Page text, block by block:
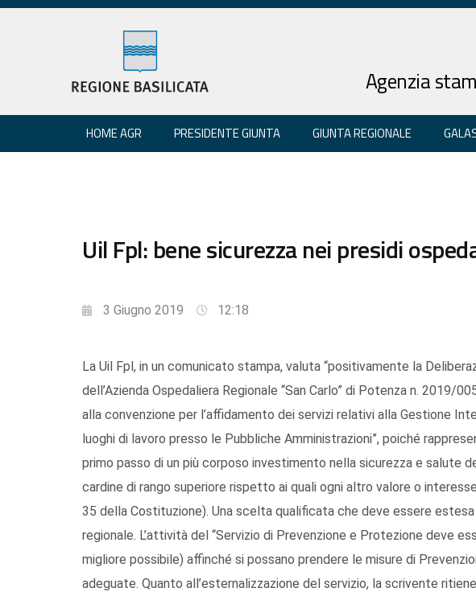
Agenzia
HOME AGR PRESIDENTE GIUNTA GIUNTA REGIONALE
Uil Fpl: bene sicurezza nei presidi
3 Giugno 2019 12:18
La Uil Fpl, in un comunicato stampa, valuta “positivamente la
dell’Azienda Ospedaliera Regionale “San Carlo” di Potenza n. 2019/
alla convenzione per l’affidamento dei servizi relativi alla Gestione
luoghi di lavoro presso le Pubbliche Amministrazioni”, poiché
primo passo di un più corposo investimento nella sicurezza e salute
cardine di rango superiore rispetto ai quali ogni altro valore o
35 della Costituzione). Una scelta qualificata che deve essere
regionale. L’attività del “Servizio di Prevenzione e Protezione deve
migliore possibile) affinché si possano prendere le misure di
adeguate. Quanto all’esternalizzazione del servizio, la scrivente